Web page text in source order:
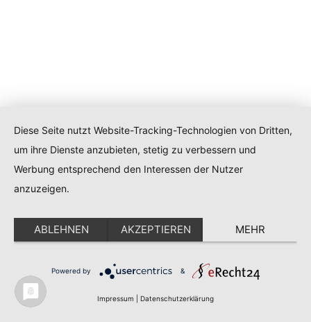
Diese Seite nutzt Website-Tracking-Technologien von Dritten,
um ihre Dienste anzubieten, stetig zu verbessern und
Werbung entsprechend den Interessen der Nutzer
anzuzeigen.
ABLEHNEN AKZEPTIEREN MEHR
Powered by &
Impressum Datenschutzerklärung